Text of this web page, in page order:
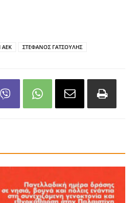
ΑΕΚ ΣΤΕΦΑΝΟΣ ΓΑΤΣΟΥΛΗΣ